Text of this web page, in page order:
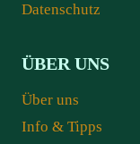
Datenschutz
ÜBER UNS
Über uns
Info & Tipps